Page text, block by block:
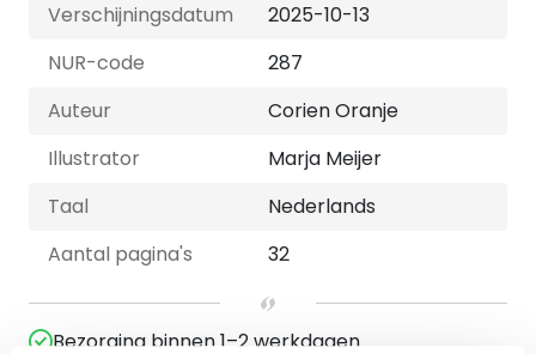
Verschijningsdatum
2025-10-13
NUR-code
287
Auteur
Corien Oranje
Illustrator
Marja Meijer
Taal
Nederlands
Aantal pagina's
32
Bezorging binnen 1–2 werkdagen